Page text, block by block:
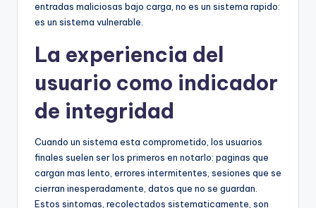
entradas maliciosas bajo carga, no es un sistema rapido:
es un sistema vulnerable.
La experiencia del
usuario como indicador
de integridad
Cuando un sistema esta comprometido, los usuarios
finales suelen ser los primeros en notarlo: paginas que
cargan mas lento, errores intermitentes, sesiones que se
cierran inesperadamente, datos que no se guardan.
Estos sintomas, recolectados sistematicamente, son